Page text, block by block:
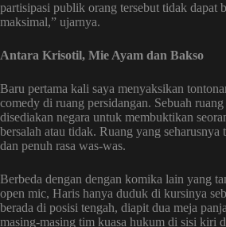
partisipasi publik orang tersebut tidak dapat
maksimal,” ujarnya.
Antara Krisotil, Mie Ayam dan Bakso
Baru pertama kali saya menyaksikan
comedy di ruang persidangan. Sebuah
disediakan negara untuk membuktikan
bersalah atau tidak. Ruang yang seharusnya
dan penuh rasa was-was.
Berbeda dengan dengan komika lain yang
open mic, Haris hanya duduk di kursinya
berada di posisi tengah, diapit dua meja
masing-masing tim kuasa hukum di sisi kiri